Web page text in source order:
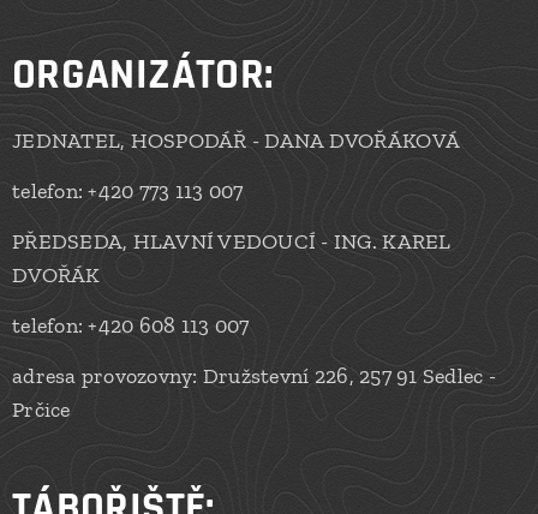
ORGANIZÁTOR:
JEDNATEL, HOSPODÁŘ - DANA DVOŘÁKOVÁ
telefon: +420 773 113 007
PŘEDSEDA, HLAVNÍ VEDOUCÍ - ING. KAREL
DVOŘÁK
telefon: +420 608 113 007
adresa provozovny: Družstevní 226, 257 91 Sedlec -
Prčice